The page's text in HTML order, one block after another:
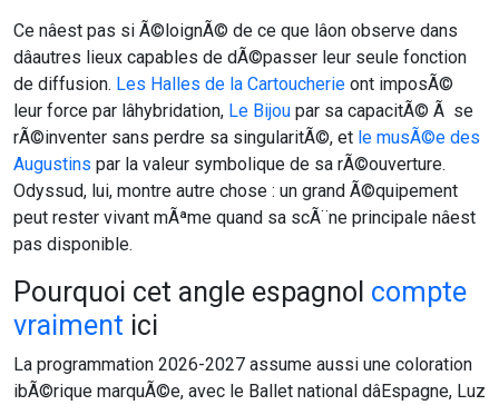
Ce nâest pas si Ã©loignÃ© de ce que lâon observe dans
dâautres lieux capables de dÃ©passer leur seule fonction
de diffusion. Les Halles de la Cartoucherie ont imposÃ©
leur force par lâhybridation, Le Bijou par sa capacitÃ© Ã se
rÃ©inventer sans perdre sa singularitÃ©, et le musÃ©e des
Augustins par la valeur symbolique de sa rÃ©ouverture.
Odyssud, lui, montre autre chose : un grand Ã©quipement
peut rester vivant mÃªme quand sa scÃ¨ne principale nâest
pas disponible.
Pourquoi cet angle espagnol compte
vraiment ici
La programmation 2026-2027 assume aussi une coloration
ibÃ©rique marquÃ©e, avec le Ballet national dâEspagne, Luz